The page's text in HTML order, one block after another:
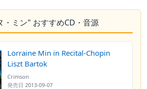
・ミン" おすすめCD・音源
Lorraine Min in Recital-Chopin
Liszt Bartok
Crimson
発売日 2013-09-07